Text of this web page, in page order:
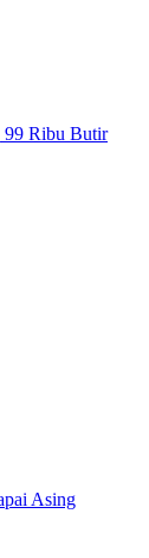
99 Ribu Butir
Asing